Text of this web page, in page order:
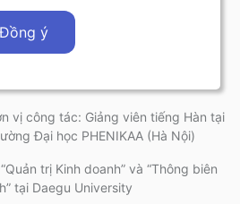
vị công tác: Giảng viên tiếng Hàn tại
Đại học PHENIKAA (Hà Nội)
trị Kinh doanh” và “Thông biên
tại Daegu University
Đồng ý